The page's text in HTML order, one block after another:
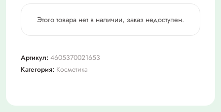
Этого товара нет в наличии, заказ недоступен.
Артикул: 4605370021653
Категория: Косметика